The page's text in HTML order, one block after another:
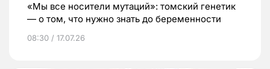
«Мы все носители мутаций»: томский генетик
— о том, что нужно знать до беременности
08:30 / 17.07.26